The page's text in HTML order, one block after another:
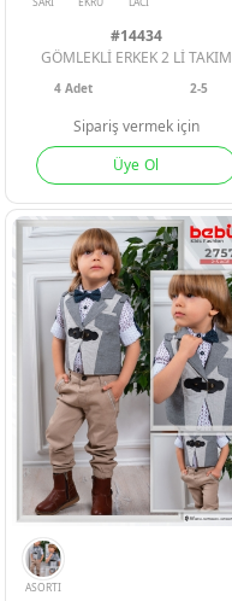
SARI EKRU LACI
#14434
GÖMLEKLİ ERKEK 2 Lİ TAKIM
4 Adet 2-5
Sipariş vermek için
Üye Ol